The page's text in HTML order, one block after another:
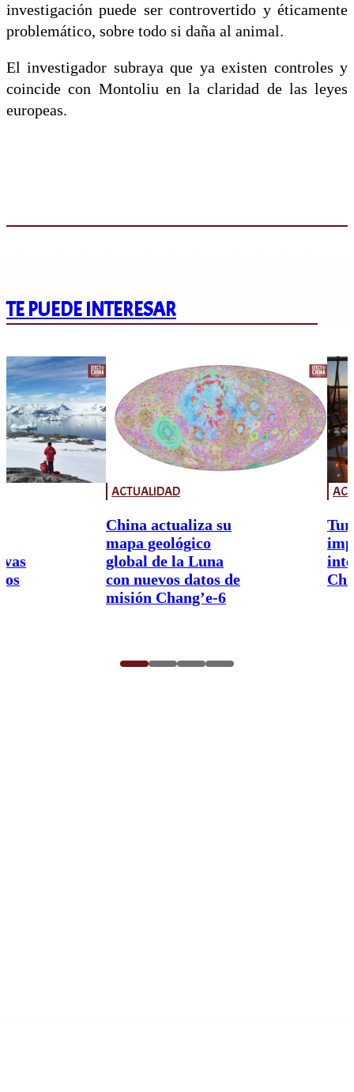
investigación puede ser controvertido y éticamente
problemático, sobre todo si daña al animal.
El investigador subraya que ya existen controles y
coincide con Montoliu en la claridad de las leyes
europeas.
TE PUEDE INTERESAR
ACTUALIDAD
China actualiza su
mapa geológico
global de la Luna
con nuevos datos de
misión Chang’e-6